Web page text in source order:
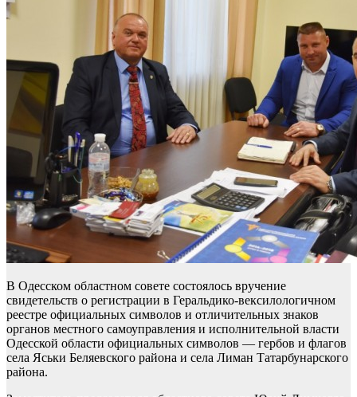
В Одесском областном совете состоялось вручение
свидетельств о регистрации в Геральдико-вексилологичном
реестре официальных символов и отличительных знаков
органов местного самоуправления и исполнительной власти
Одесской области официальных символов — гербов и флагов
села Яськи Беляевского района и села Лиман Татарбунарского
района.